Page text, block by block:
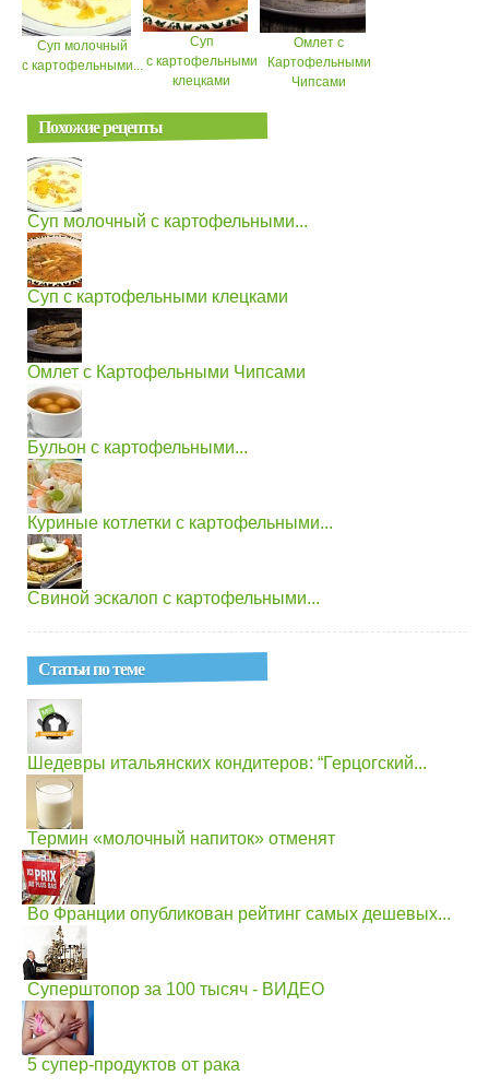
Суп молочный
с картофельными...
Суп
с картофельными
клецками
Омлет с
Картофельными
Чипсами
Похожие рецепты
Суп молочный с картофельными...
Суп с картофельными клецками
Омлет с Картофельными Чипсами
Бульон с картофельными...
Куриные котлетки с картофельными...
Свиной эскалоп с картофельными...
Статьи по теме
Шедевры итальянских кондитеров: “Герцогский...
Термин «молочный напиток» отменят
Во Франции опубликован рейтинг самых дешевых...
Суперштопор за 100 тысяч - ВИДЕО
5 супер-продуктов от рака